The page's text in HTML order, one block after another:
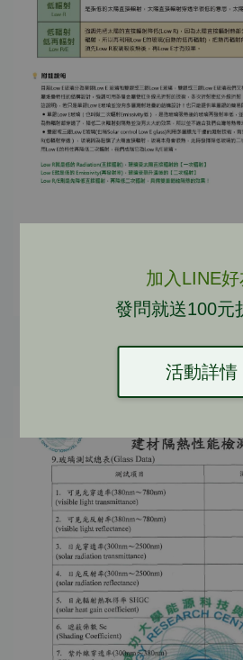
加入LINE好
發問就送100元
活動詳情